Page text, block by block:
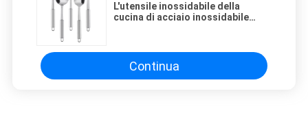
L'utensile inossidabile della
cucina di acciaio inossidabile
Continua